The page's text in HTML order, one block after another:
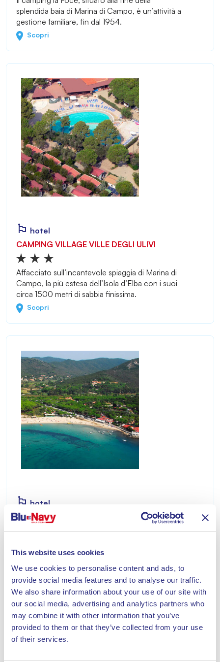
This website uses cookies
We use cookies to personalise content and ads, to
provide social media features and to analyse our traffic.
We also share information about your use of our site with
our social media, advertising and analytics partners who
may combine it with other information that you’ve
provided to them or that they’ve collected from your use
of their services.
splendida baia di Marina di Campo, è un’attività a
gestione familiare, fin dal 1954.
Scopri
hotel
CAMPING VILLAGE VILLE DEGLI ULIVI
Affacciato sull’incantevole spiaggia di Marina di
Campo, la più estesa dell’Isola d’Elba con i suoi
circa 1500 metri di sabbia finissima.
Scopri
hotel
CAMPING DEL MARE
costeggia la spiaggia di sabbia di Marina di
Campo.
Scopri